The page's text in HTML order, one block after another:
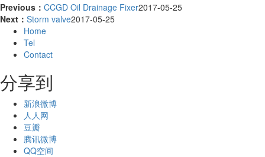
Previous： CCGD Oil Drainage Fixer2017-05-25
Next： Storm valve2017-05-25
Home
Tel
Contact
分享到
新浪微博
人人网
豆瓣
腾讯微博
QQ空间